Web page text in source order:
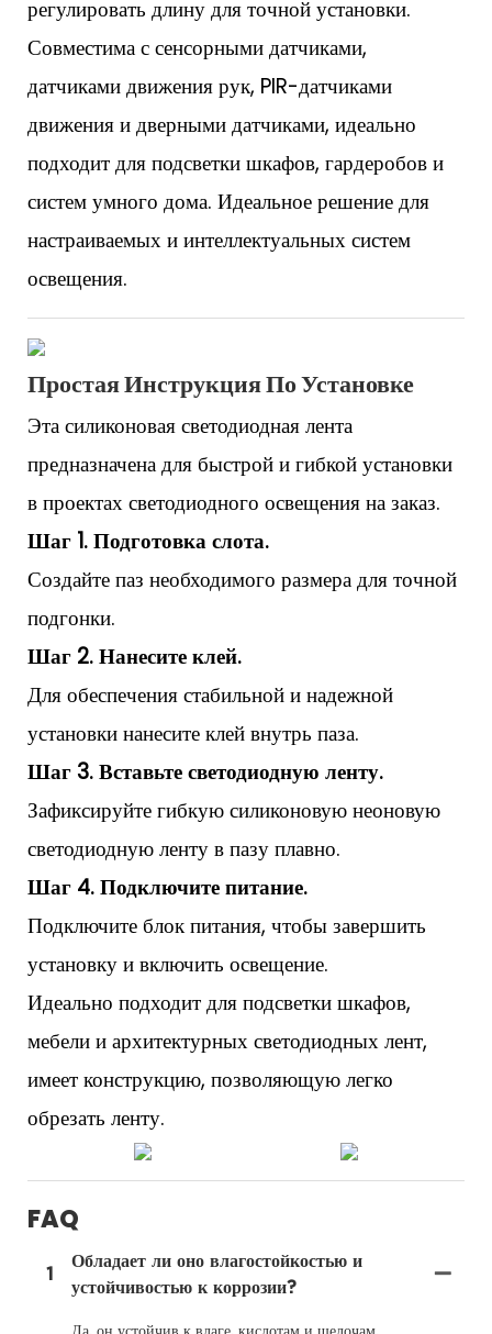
регулировать длину для точной установки.
Совместима с сенсорными датчиками,
датчиками движения рук, PIR-датчиками
движения и дверными датчиками, идеально
подходит для подсветки шкафов, гардеробов и
систем умного дома. Идеальное решение для
настраиваемых и интеллектуальных систем
освещения.
Простая Инструкция По Установке
Эта силиконовая светодиодная лента
предназначена для быстрой и гибкой установки
в проектах светодиодного освещения на заказ.
Шаг 1. Подготовка слота.
Создайте паз необходимого размера для точной
подгонки.
Шаг 2. Нанесите клей.
Для обеспечения стабильной и надежной
установки нанесите клей внутрь паза.
Шаг 3. Вставьте светодиодную ленту.
Зафиксируйте гибкую силиконовую неоновую
светодиодную ленту в пазу плавно.
Шаг 4. Подключите питание.
Подключите блок питания, чтобы завершить
установку и включить освещение.
Идеально подходит для подсветки шкафов,
мебели и архитектурных светодиодных лент,
имеет конструкцию, позволяющую легко
обрезать ленту.
FAQ
1
Обладает ли оно влагостойкостью и
устойчивостью к коррозии?